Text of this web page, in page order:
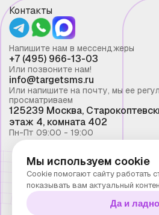
Контакты
Напишите нам в мессенджеры
+7 (495) 966-13-03
Или позвоните нам!
info@targetsms.ru
Или напишите на почту, мы ее
просматриваем
125239 Москва,
этаж 4, комната 402
Пн-Пт 09:00 - 19:00
Смс рассылка
Запрещено копирование
письменного разрешения
Политика
Мы используем cookie
Cookie помогают сайту работать
показывать вам актуальный
Да и ладно